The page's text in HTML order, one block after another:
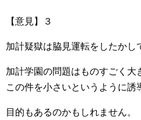
【意見】３
加計疑獄は脇見運転をしたかし
加計学園の問題はものすごく大
この件を小さいというように誘
目的もあるのかもしれません。